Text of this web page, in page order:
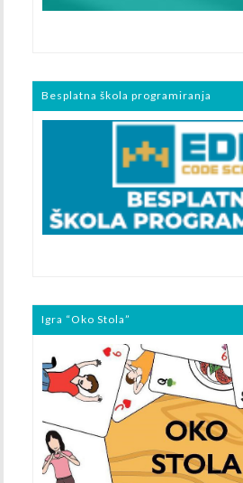
Besplatna škola programiranja
Igra “Oko Stola”